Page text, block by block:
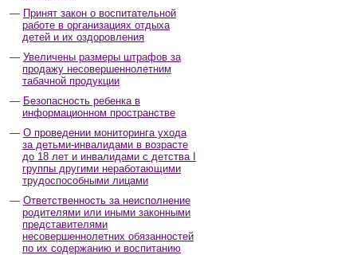
Принят закон о воспитательной
работе в организациях отдыха
детей и их оздоровления
Увеличены размеры штрафов за
продажу несовершеннолетним
табачной продукции
Безопасность ребенка в
информационном пространстве
О проведении мониторинга ухода
за детьми-инвалидами в возрасте
до 18 лет и инвалидами с детства I
группы другими неработающими
трудоспособными лицами
Ответственность за неисполнение
родителями или иными законными
представителями
несовершеннолетних обязанностей
по их содержанию и воспитанию